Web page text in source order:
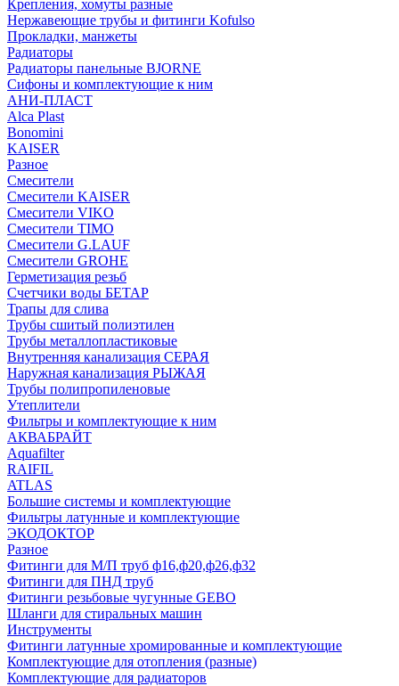
Крепления, хомуты разные
Нержавеющие трубы и фитинги Kofulso
Прокладки, манжеты
Радиаторы
Радиаторы панельные BJORNE
Сифоны и комплектующие к ним
АНИ-ПЛАСТ
Alca Plast
Bonomini
KAISER
Разное
Смесители
Смесители KAISER
Смесители VIKO
Смесители TIMO
Смесители G.LAUF
Смесители GROHE
Герметизация резьб
Счетчики воды БЕТАР
Трапы для слива
Трубы сшитый полиэтилен
Трубы металлопластиковые
Внутренняя канализация СЕРАЯ
Наружная канализация РЫЖАЯ
Трубы полипропиленовые
Утеплители
Фильтры и комплектующие к ним
АКВАБРАЙТ
Aquafilter
RAIFIL
ATLAS
Большие системы и комплектующие
Фильтры латунные и комплектующие
ЭКОДОКТОР
Разное
Фитинги для М/П труб ф16,ф20,ф26,ф32
Фитинги для ПНД труб
Фитинги резьбовые чугунные GEBO
Шланги для стиральных машин
Инструменты
Фитинги латунные хромированные и комплектующие
Комплектующие для отопления (разные)
Комплектующие для радиаторов